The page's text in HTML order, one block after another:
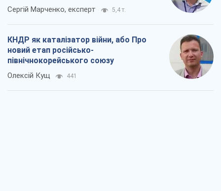
Сергій Марченко, експерт 5,4 т.
КНДР як каталізатор війни, або Про
новий етап російсько-
північнокорейського союзу
Олексій Кущ 441